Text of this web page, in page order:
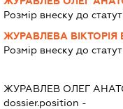
Розмір внеску до
ЖУРАВЛЕВА
Розмір внеску до
ЖУРАВЛЕВ ОЛЕГ
dossier.position -